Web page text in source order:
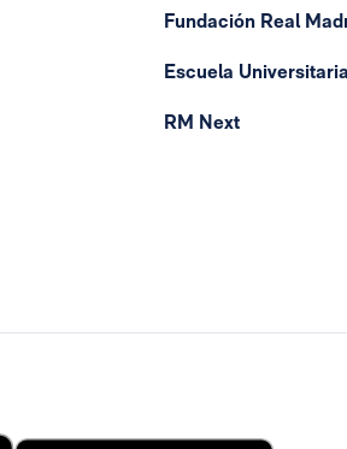
Fundación Real
Escuela
RM Next